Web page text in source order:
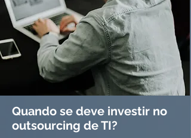
Quando se deve investir no
outsourcing de TI?